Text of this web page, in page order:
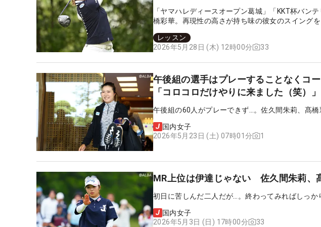
「ヤマハレディースオープン葛城」「KKT杯バン
橋彩華。再現性の高さが持ち味の彼女のスイング
レッスン
2026年5月28日 (木) 12時00分
33
午後組の選手はプレーすることなくコ
「コロコロだけやりに来ました（笑）」
午後組の60人がプレーできず…。佐久間朱莉、髙
国内女子
2026年5月23日 (土) 07時01分
1
MR上位は伊達じゃない 佐久間朱莉、
初日に苦しんだ二人だが…。終わってみればしっか
国内女子
2026年5月3日 (日) 17時00分
33